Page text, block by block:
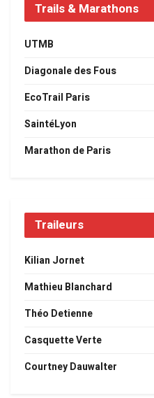
Trails & Marathons
UTMB
Diagonale des Fous
EcoTrail Paris
SaintéLyon
Marathon de Paris
Traileurs
Kilian Jornet
Mathieu Blanchard
Théo Detienne
Casquette Verte
Courtney Dauwalter